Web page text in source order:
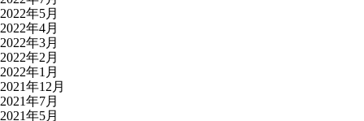
2022年5月
2022年4月
2022年3月
2022年2月
2022年1月
2021年12月
2021年7月
2021年5月